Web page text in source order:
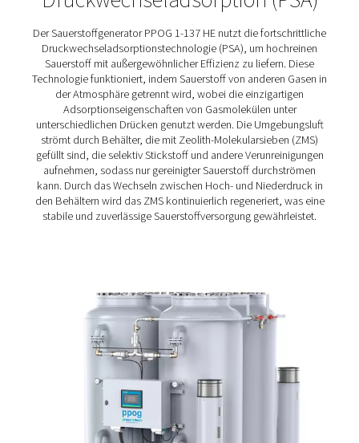
Der Sauerstoffgenerator PPOG 1–137 ist die neueste
Entwicklung im bewährten Angebot von Pneumatech an
Lösungen zur Sauerstofferzeugung vor Ort. Aufbauend
Stärken seiner Vorgänger bietet der PPOG 1–137
Zuverlässigkeit, Effizienz und Umweltvorteile. Mithilfe
fortschrittlichen Pressure Swing Adsorption (PSA)-
liefert er hochreinen Sauerstoff von bis zu 95 % mit
außergewöhnlicher Konsistenz, was ihn ideal für eine
von industriellen und medizinischen Anwendungen
Mit seinem hocheffizienten Zeolith-Molekularsieb
Adsorber hält der PPOG 1–137 die Betriebskosten und
Notwendigkeit, Gasflaschen zu bestellen, zu lagern
transportieren, wodurch sowohl Kosten als auch
erheblich reduziert werden.
Der PPOG 1–137wurde für eine einfache Integration und
optimierte Leistung entwickelt und setzt einen neuen
der effizienten, nachhaltigen Sauerstoffversorgung.